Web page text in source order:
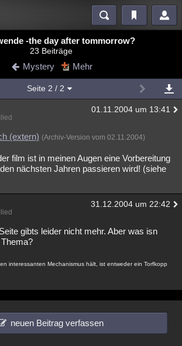
Blogs
Mystery Kriminalfälle
Technologie Ufologie
Unterhaltung
Orte Esoterik Literatur
Verbesserungen
-the day after tommorrow?
23 Beiträge
Mystery Mehr
Seite 2 / 2
01.11.2004 um 13:41
(extern) (Archiv-Version vom 02.11.2004)
film ist in meinen Augen eine Vorbereitung
nächsten Jahren passieren wird! (siehe
31.12.2004 um 22:42
gibts leider nicht mehr. Aber was isn
interessanten Mechanismus hält, ist entweder ein Torfkopp
neuen Beitrag verfassen